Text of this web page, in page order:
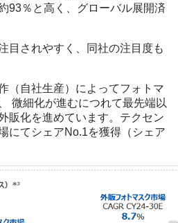
93％と高く、グローバル展開済
目されやすく、同社の注目度も
（自社生産）によってフォトマ
微細化が進むにつれて最先端以
販化を進めています。テクセン
にてシェアNo.1を獲得（シェア